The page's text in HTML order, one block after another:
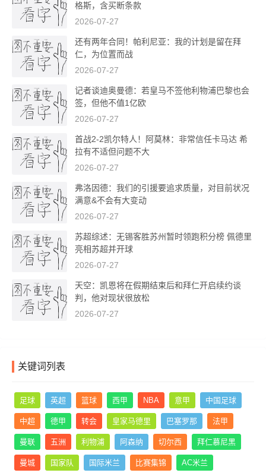
格斯，含买断条款
2026-07-27
还有两年合同！帕利尼亚：我的计划是留在拜
仁，为位置而战
2026-07-27
记者谈迪奥曼德：若皇马不签他利物浦巴黎也会
签，但他不值1亿欧
2026-07-27
首战2-2凯尔特人！阿莫林：非常信任卡马达 希
拉有不适但问题不大
2026-07-27
弗洛因德：我们的引援要追求质量，对目前状况
满意&不会有大变动
2026-07-27
苏超综述：无锡客胜苏州暂时领跑积分榜 佩德里
亮相苏超并开球
2026-07-27
天空：凯恩将在假期结束后和拜仁开启续约谈
判，他对现状很放松
2026-07-27
关键词列表
足球 英超 篮球 西甲 NBA 意甲 中国足球
中超 德甲 转会 皇家马德里 巴塞罗那 法甲
曼联 五洲 利物浦 阿森纳 切尔西 拜仁慕尼黑
曼城 国家队 国际米兰 比赛集锦 AC米兰